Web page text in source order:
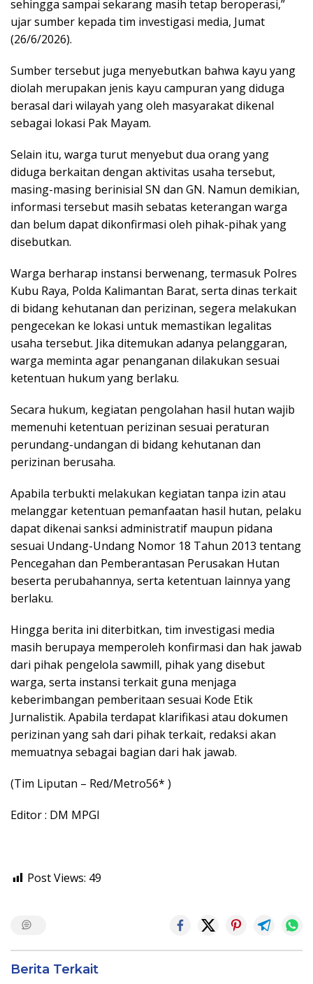
sehingga sampai sekarang masih tetap beroperasi,”
ujar sumber kepada tim investigasi media, Jumat
(26/6/2026).
Sumber tersebut juga menyebutkan bahwa kayu yang
diolah merupakan jenis kayu campuran yang diduga
berasal dari wilayah yang oleh masyarakat dikenal
sebagai lokasi Pak Mayam.
Selain itu, warga turut menyebut dua orang yang
diduga berkaitan dengan aktivitas usaha tersebut,
masing-masing berinisial SN dan GN. Namun demikian,
informasi tersebut masih sebatas keterangan warga
dan belum dapat dikonfirmasi oleh pihak-pihak yang
disebutkan.
Warga berharap instansi berwenang, termasuk Polres
Kubu Raya, Polda Kalimantan Barat, serta dinas terkait
di bidang kehutanan dan perizinan, segera melakukan
pengecekan ke lokasi untuk memastikan legalitas
usaha tersebut. Jika ditemukan adanya pelanggaran,
warga meminta agar penanganan dilakukan sesuai
ketentuan hukum yang berlaku.
Secara hukum, kegiatan pengolahan hasil hutan wajib
memenuhi ketentuan perizinan sesuai peraturan
perundang-undangan di bidang kehutanan dan
perizinan berusaha.
Apabila terbukti melakukan kegiatan tanpa izin atau
melanggar ketentuan pemanfaatan hasil hutan, pelaku
dapat dikenai sanksi administratif maupun pidana
sesuai Undang-Undang Nomor 18 Tahun 2013 tentang
Pencegahan dan Pemberantasan Perusakan Hutan
beserta perubahannya, serta ketentuan lainnya yang
berlaku.
Hingga berita ini diterbitkan, tim investigasi media
masih berupaya memperoleh konfirmasi dan hak jawab
dari pihak pengelola sawmill, pihak yang disebut
warga, serta instansi terkait guna menjaga
keberimbangan pemberitaan sesuai Kode Etik
Jurnalistik. Apabila terdapat klarifikasi atau dokumen
perizinan yang sah dari pihak terkait, redaksi akan
memuatnya sebagai bagian dari hak jawab.
(Tim Liputan – Red/Metro56* )
Editor : DM MPGI
Post Views: 49
Berita Terkait